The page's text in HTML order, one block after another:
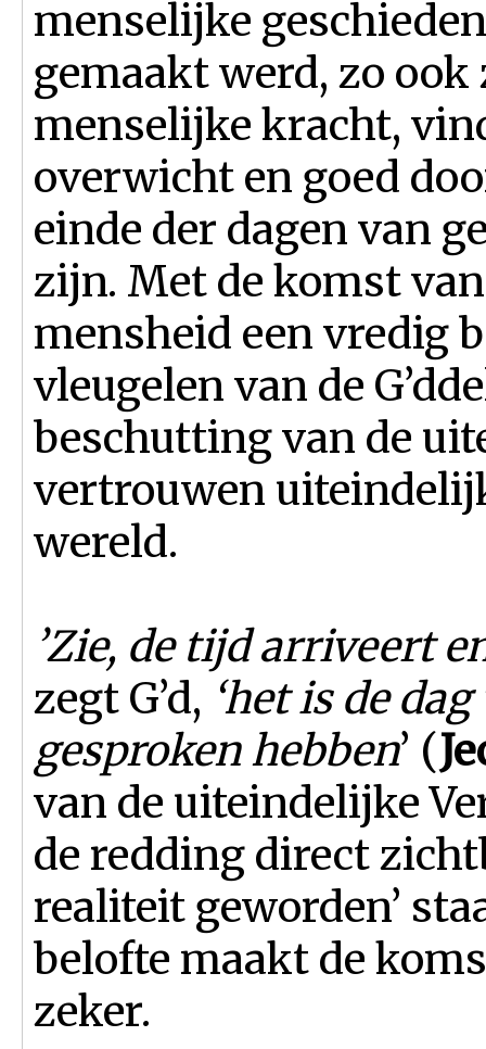
menselijke
gemaakt werd, zo ook
menselijke kracht,
overwicht en goed
einde der dagen van
zijn. Met de komst
mensheid een vredig
vleugelen van de
beschutting van de
vertrouwen
wereld.
’Zie, de tijd arriveert
zegt G’d, ‘het is de
gesproken hebben’ (
van de uiteindelijke
de redding direct
realiteit geworden’
belofte maakt de
zeker.